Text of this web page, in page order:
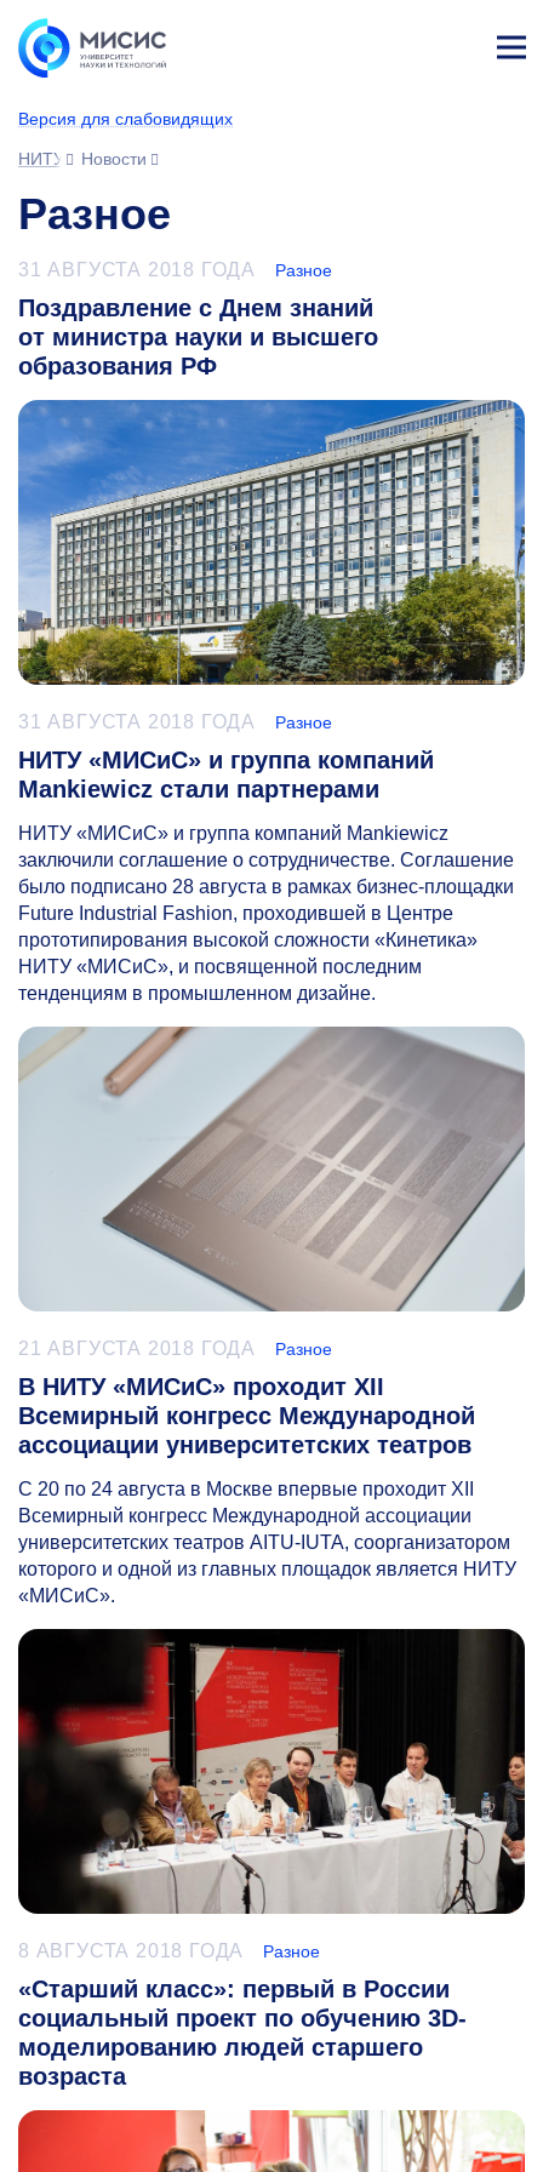
Версия для слабовидящих
НИТУ МИСИС
Новости
Разное
31 АВГУСТА 2018 ГОДА Разное
Поздравление с Днем знаний
от министра науки и высшего
образования РФ
31 АВГУСТА 2018 ГОДА Разное
НИТУ «МИСиС» и группа компаний
Mankiewicz стали партнерами
НИТУ «МИСиС» и группа компаний Mankiewicz
заключили соглашение о сотрудничестве. Соглашение
было подписано 28 августа в рамках бизнес-площадки
Future Industrial Fashion, проходившей в Центре
прототипирования высокой сложности «Кинетика»
НИТУ «МИСиС», и посвященной последним
тенденциям в промышленном дизайне.
21 АВГУСТА 2018 ГОДА Разное
В НИТУ «МИСиС» проходит XII
Всемирный конгресс Международной
ассоциации университетских театров
С 20 по 24 августа в Москве впервые проходит XII
Всемирный конгресс Международной ассоциации
университетских театров AITU-IUTA, соорганизатором
которого и одной из главных площадок является НИТУ
«МИСиС».
8 АВГУСТА 2018 ГОДА Разное
«Старший класс»: первый в России
социальный проект по обучению 3D-
моделированию людей старшего
возраста